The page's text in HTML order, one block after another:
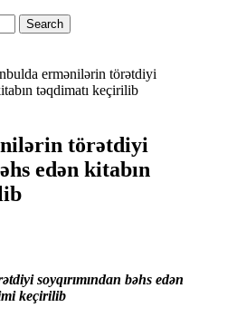
ermənilərin törətdiyi
təqdimatı keçirilib
törətdiyi
edən kitabın
soyqırımından bəhs edən
keçirilib